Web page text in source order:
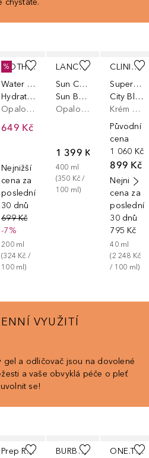
chystáte.
BIOTHERM
Water Lover
Hydrating Sun Milk SPF50
Opalovací krém na tělo
649 Kč
Nejnižší
cena za
posledních
30 dnů
699 Kč
-7%
200 ml
(324 Kč /
100 ml)
%
LANCASTER
Sun Care
Sun Beauty Velvet Milk Sublime Tan SPF 30
Opalovací krém na tělo
1 399 Kč
400 ml
(350 Kč /
100 ml )
CLINIQUE
Superdefense
City Block SPF 50
Krém na obličej
Původní
cena
1 060 Kč
899 Kč
Nejnižší
cena za
30 dnů
795 Kč
40 ml
(2 248 Kč
/ 100 ml )
VYUŽITÍ
gel a odličovač jsou na dovolené
a vaše obvyklá péče o pleť
se!
Prep Rally Prime & Prep Detangler
BURBERRY
ONE.TWO.FREE!